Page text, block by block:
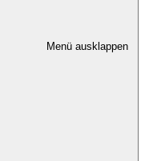
Menü ausklappen